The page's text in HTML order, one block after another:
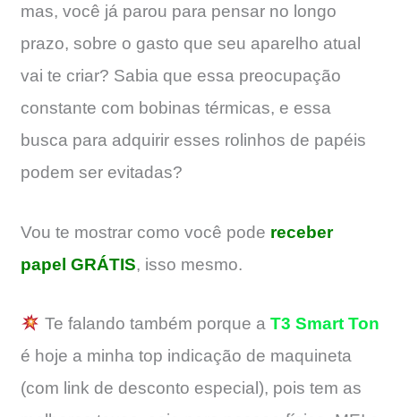
mas, você já parou para pensar no longo
prazo, sobre o gasto que seu aparelho atual
vai te criar? Sabia que essa preocupação
constante com bobinas térmicas, e essa
busca para adquirir esses rolinhos de papéis
podem ser evitadas?
Vou te mostrar como você pode receber
papel GRÁTIS, isso mesmo.
Te falando também porque a T3 Smart Ton
é hoje a minha top indicação de maquineta
(com link de desconto especial), pois tem as